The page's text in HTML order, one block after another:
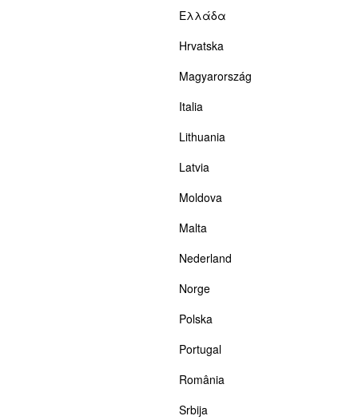
Ελλάδα
Hrvatska
Magyarország
Italia
Lithuania
Latvia
Moldova
Malta
Nederland
Norge
Polska
Portugal
România
Srbija